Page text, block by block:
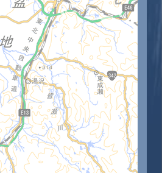
11時 12時 13時 14時
30 31 32 31